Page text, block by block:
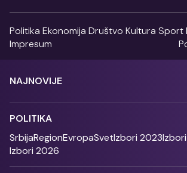
Politika Ekonomija Društvo Kultura Sport
Impresum
NAJNOVIJE
POLITIKA
SrbijaRegionEvropaSvetIzbori 2023
Izbori 2026